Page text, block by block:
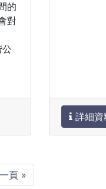
的
對
詳細資
頁 »